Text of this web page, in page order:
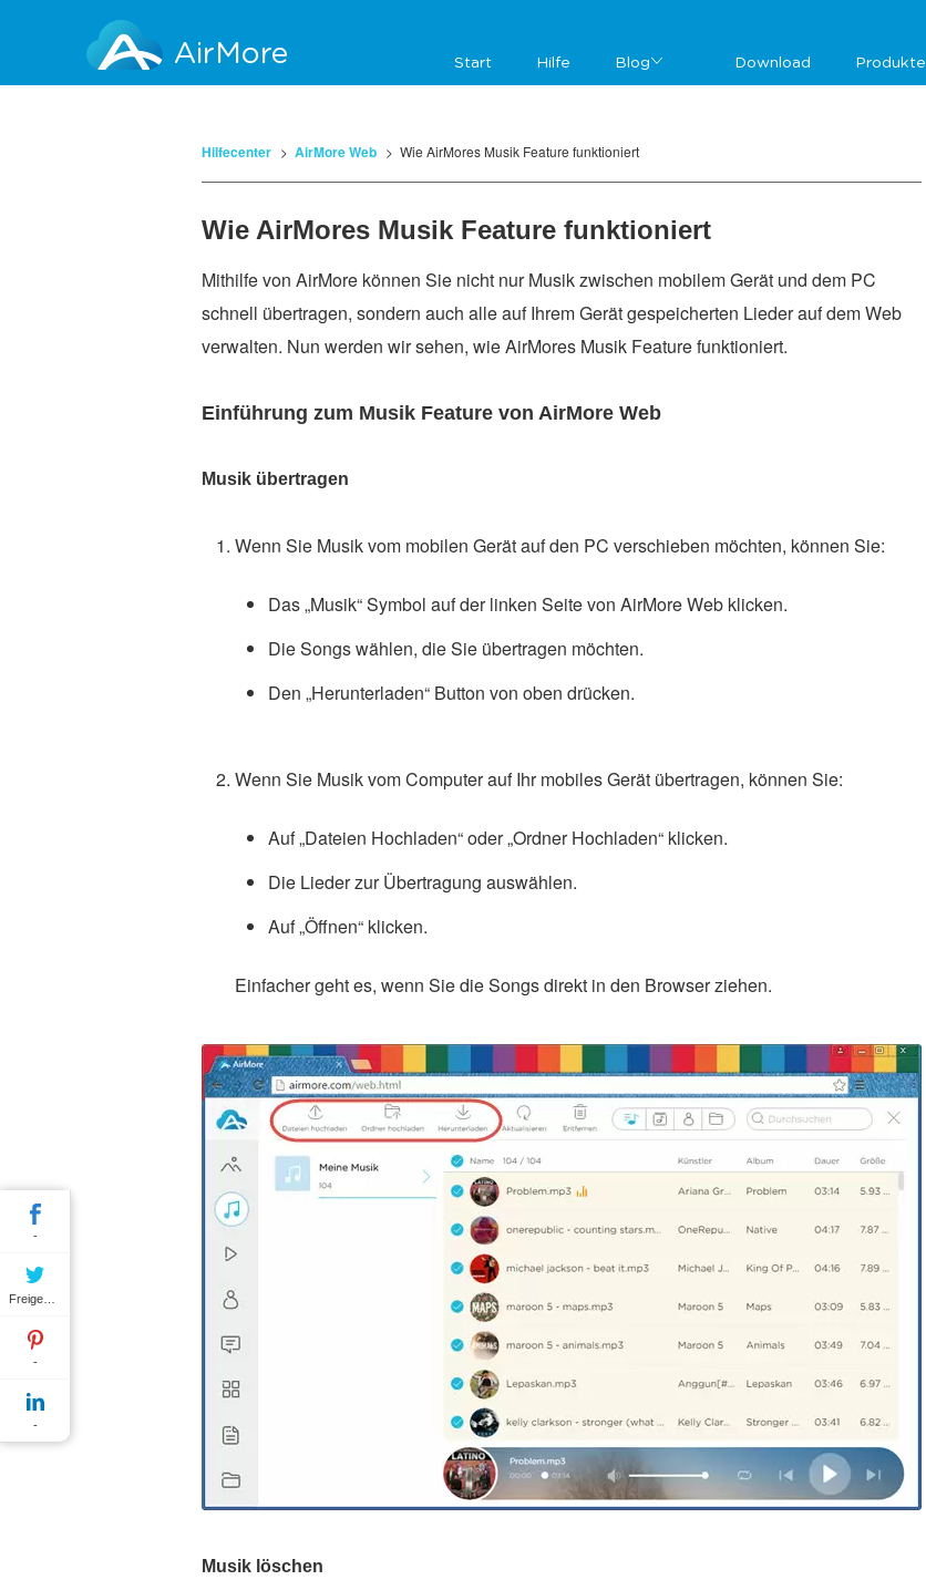
AirMore Start Hilfe Blog Download Produkte
Hilfecenter AirMore Web Wie AirMores Musik Feature funktioniert
Wie AirMores Musik Feature funktioniert
Mithilfe von AirMore können Sie nicht nur Musik zwischen mobilem Gerät und dem PC
schnell übertragen, sondern auch alle auf Ihrem Gerät gespeicherten Lieder auf dem Web
verwalten. Nun werden wir sehen, wie AirMores Musik Feature funktioniert.
Einführung zum Musik Feature von AirMore Web
Musik übertragen
Wenn Sie Musik vom mobilen Gerät auf den PC verschieben möchten, können Sie:
Das „Musik“ Symbol auf der linken Seite von AirMore Web klicken.
Die Songs wählen, die Sie übertragen möchten.
Den „Herunterladen“ Button von oben drücken.
Wenn Sie Musik vom Computer auf Ihr mobiles Gerät übertragen, können Sie:
Auf „Dateien Hochladen“ oder „Ordner Hochladen“ klicken.
Die Lieder zur Übertragung auswählen.
Auf „Öffnen“ klicken.
Einfacher geht es, wenn Sie die Songs direkt in den Browser ziehen.
Musik löschen
-
-
-